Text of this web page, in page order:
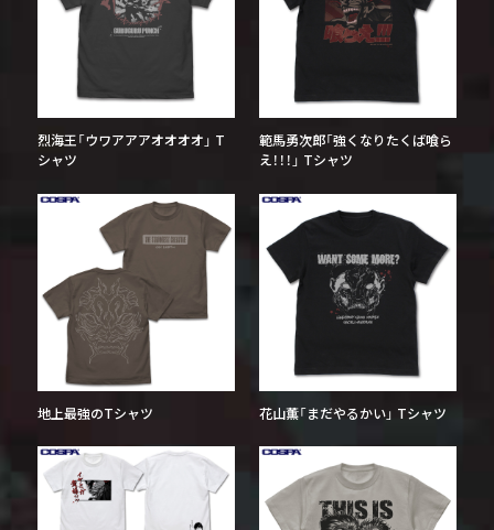
烈海王「ウワアアアオオオオ」 T
シャツ
範馬勇次郎「強くなりたくば喰ら
え！！！」 Tシャツ
地上最強のTシャツ 花山薫「まだやるかい」 Tシャツ